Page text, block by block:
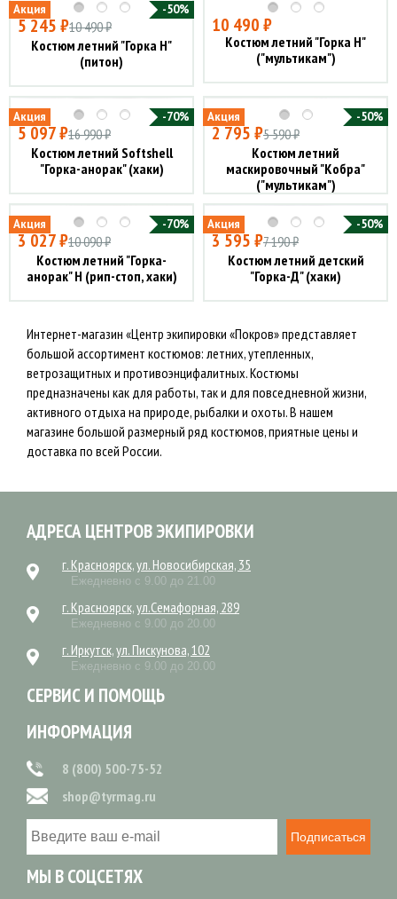
Акция -50%
5 245 ₽10 490 ₽
Костюм летний "Горка Н"
(питон)
10 490 ₽
Костюм летний "Горка Н"
("мультикам")
Акция -70%
5 097 ₽16 990 ₽
Костюм летний Softshell
"Горка-анорак" (хаки)
Акция -50%
2 795 ₽5 590 ₽
Костюм летний
маскировочный "Кобра"
("мультикам")
Акция -70%
3 027 ₽10 090 ₽
Костюм летний "Горка-
анорак" Н (рип-стоп, хаки)
Акция -50%
3 595 ₽7 190 ₽
Костюм летний детский
"Горка-Д" (хаки)
Интернет-магазин «Центр экипировки «Покров» представляет
большой ассортимент костюмов: летних, утепленных,
ветрозащитных и противоэнцифалитных. Костюмы
предназначены как для работы, так и для повседневной жизни,
активного отдыха на природе, рыбалки и охоты. В нашем
магазине большой размерный ряд костюмов, приятные цены и
доставка по всей России.
АДРЕСА ЦЕНТРОВ ЭКИПИРОВКИ
г. Красноярск, ул. Новосибирская, 35
Ежедневно с 9.00 до 21.00
г. Красноярск, ул.Семафорная, 289
Ежедневно с 9.00 до 20.00
г. Иркутск, ул. Пискунова, 102
Ежедневно с 9.00 до 20.00
СЕРВИС И ПОМОЩЬ
ИНФОРМАЦИЯ
8 (800) 500-75-52
shop@tyrmag.ru
Подписаться
МЫ В СОЦСЕТЯХ